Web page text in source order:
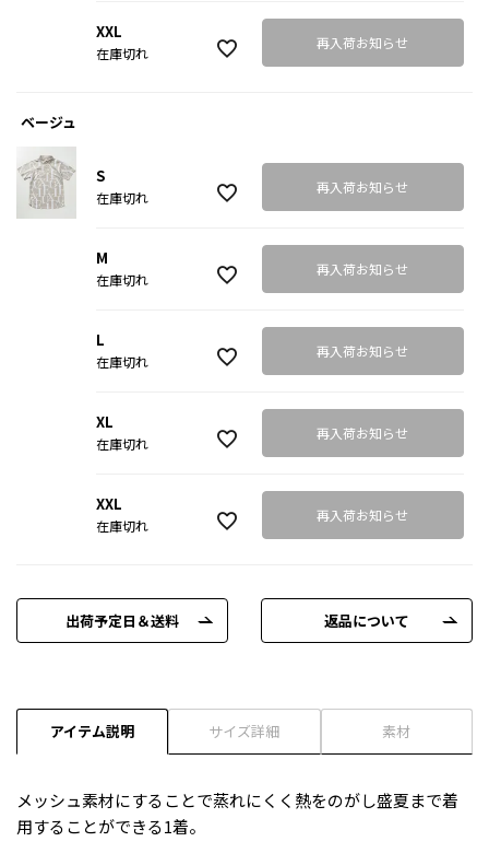
XXL
在庫切れ
再入荷お知らせ
ベージュ
S
在庫切れ
再入荷お知らせ
M
在庫切れ
再入荷お知らせ
L
在庫切れ
再入荷お知らせ
XL
在庫切れ
再入荷お知らせ
XXL
在庫切れ
再入荷お知らせ
出荷予定日＆送料 返品について
アイテム説明 サイズ詳細 素材
メッシュ素材にすることで蒸れにくく熱をのがし盛夏まで着
用することができる1着。